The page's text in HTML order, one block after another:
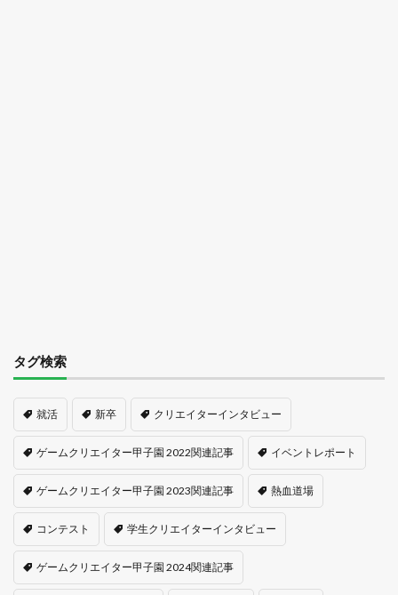
タグ検索
就活 新卒 クリエイターインタビュー
ゲームクリエイター甲子園 2022関連記事 イベントレポート
ゲームクリエイター甲子園 2023関連記事 熱血道場
コンテスト 学生クリエイターインタビュー
ゲームクリエイター甲子園 2024関連記事